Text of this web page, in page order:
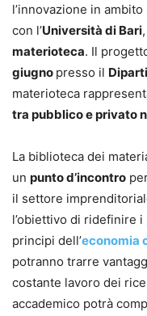
l’innovazione in
con l’Università di Bari
materioteca. Il
giugno presso il
materioteca
tra pubblico e privato
La biblioteca dei
un punto d’incontro
il settore
l’obiettivo di ridefinire
principi dell’economia
potranno trarre
costante lavoro dei
accademico potrà